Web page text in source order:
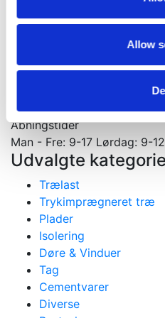
Allow
Materialer til nybygning,
Gejlhavegård 13 b -
75531570
Åbningstider
Man - Fre: 9-17 Lørdag: 9-
Udvalgte
Trælast
Trykimprægneret træ
Plader
Isolering
Døre & Vinduer
Tag
Cementvarer
Diverse